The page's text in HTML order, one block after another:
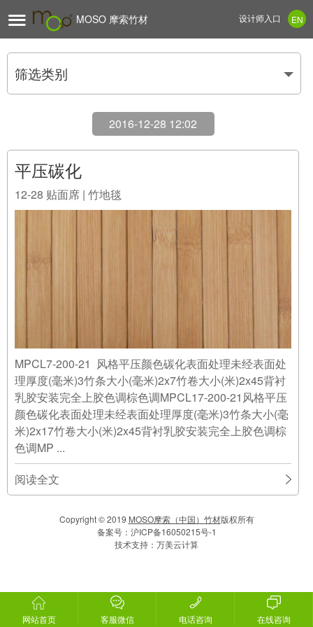
 MOSO 摩索竹材 EN
设计师入口
筛选类别
2016-12-28 12:02
平压碳化
12-28 贴面席 | 竹地毯
MPCL7-200-21 风格平压颜色碳化表面处理未经表面处
理厚度(毫米)3竹条大小(毫米)2x7竹卷大小(米)2x45背衬
乳胶安装完全上胶色调棕色调MPCL17-200-21风格平压
颜色碳化表面处理未经表面处理厚度(毫米)3竹条大小(毫
米)2x17竹卷大小(米)2x45背衬乳胶安装完全上胶色调棕
色调MP ...
阅读全文
网站首页 客服微信 电话咨询 在线咨询
Copyright © 2019 MOSO摩索（中国）竹材版权所有
备案号： 沪ICP备16050215号-1
技术支持： 万美云计算